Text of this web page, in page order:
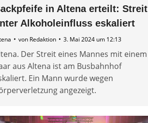
in Altena erteilt: Streit
Alkoholeinfluss eskaliert
von Redaktion 3. Mai 2024 um 12:13
Der Streit eines Mannes mit einem
aus Altena ist am Busbahnhof
Ein Mann wurde wegen
angezeigt.